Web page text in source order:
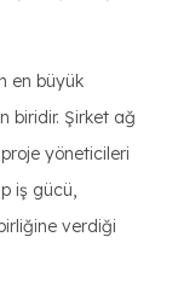
en büyük
biridir. Şirket ağ
yöneticileri
iş gücü,
verdiği